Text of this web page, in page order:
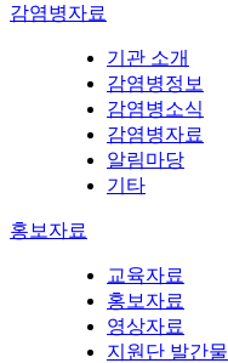
감염병자료
기관 소개
감염병정보
감염병소식
감염병자료
알림마당
기타
홍보자료
교육자료
홍보자료
영상자료
지원단 발간물